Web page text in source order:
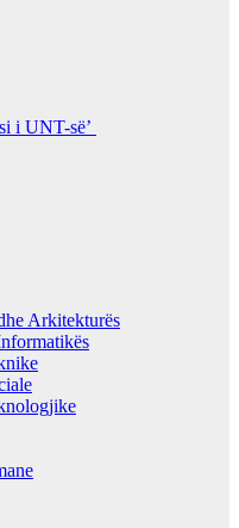
i UNT-së’
Arkitekturës